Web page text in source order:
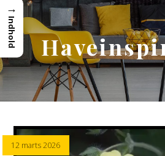
12 marts 2026
→
Indhold